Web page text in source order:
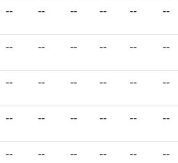
-- -- -- -- -- --
-- -- -- -- -- --
-- -- -- -- -- --
-- -- -- -- -- --
-- -- -- -- -- --